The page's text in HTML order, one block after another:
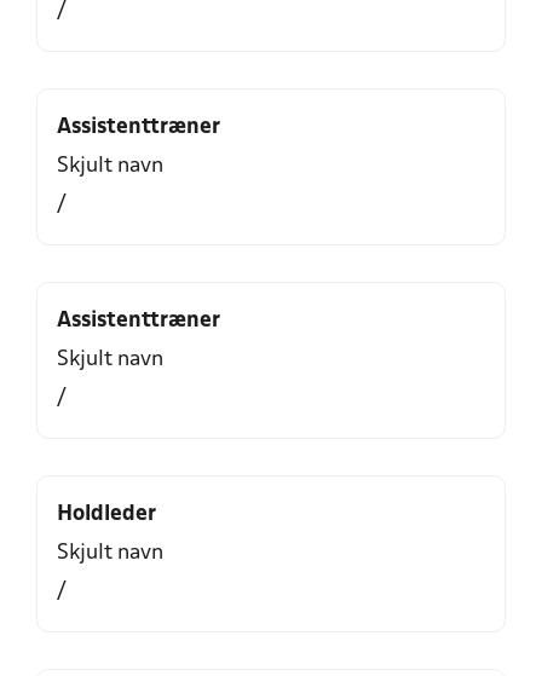
/
Assistenttræner
Skjult navn
/
Assistenttræner
Skjult navn
/
Holdleder
Skjult navn
/